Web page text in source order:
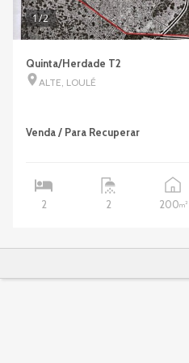
1/2
Quinta/Herdade T2
ALTE, LOULÉ
Venda / Para Recuperar
2 2 200m2